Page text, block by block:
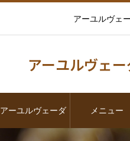
アーユルヴェ
アーユルヴェ
アーユルヴェーダ メニュー